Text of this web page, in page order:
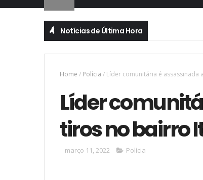
Notícias de Última Hora
Home / Polícia / Líder comunitária é assassinada
Líder
tiros no bairro
março 11, 2022 Polícia